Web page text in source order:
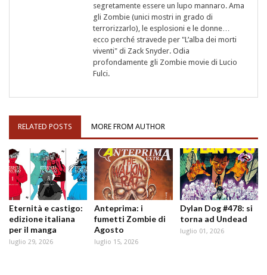
segretamente essere un lupo mannaro. Ama
gli Zombie (unici mostri in grado di
terrorizzarlo), le esplosioni e le donne…
ecco perché stravede per "L’alba dei morti
viventi" di Zack Snyder. Odia
profondamente gli Zombie movie di Lucio
Fulci.
RELATED POSTS MORE FROM AUTHOR
Eternità e castigo:
edizione italiana
per il manga
luglio 29, 2026
Anteprima: i
fumetti Zombie di
Agosto
luglio 15, 2026
Dylan Dog #478: si
torna ad Undead
luglio 01, 2026